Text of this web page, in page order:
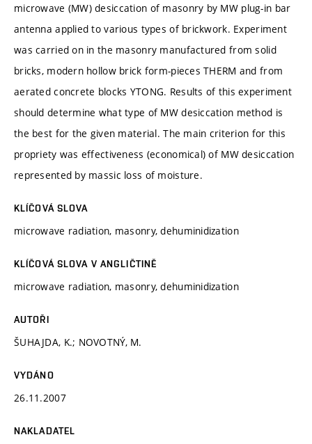
microwave (MW) desiccation of masonry by MW plug-in bar
antenna applied to various types of brickwork. Experiment
was carried on in the masonry manufactured from solid
bricks, modern hollow brick form-pieces THERM and from
aerated concrete blocks YTONG. Results of this experiment
should determine what type of MW desiccation method is
the best for the given material. The main criterion for this
propriety was effectiveness (economical) of MW desiccation
represented by massic loss of moisture.
KLÍČOVÁ SLOVA
microwave radiation, masonry, dehuminidization
KLÍČOVÁ SLOVA V ANGLIČTINĚ
microwave radiation, masonry, dehuminidization
AUTOŘI
ŠUHAJDA, K.; NOVOTNÝ, M.
VYDÁNO
26.11.2007
NAKLADATEL